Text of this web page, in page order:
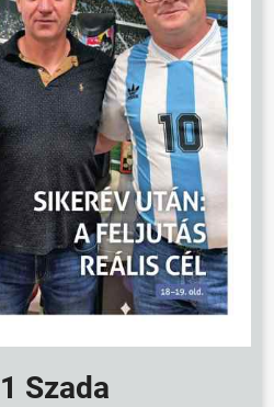
Szada